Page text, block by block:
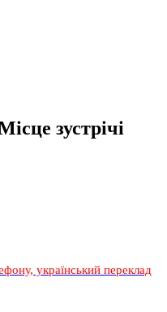
зустрічі
український переклад